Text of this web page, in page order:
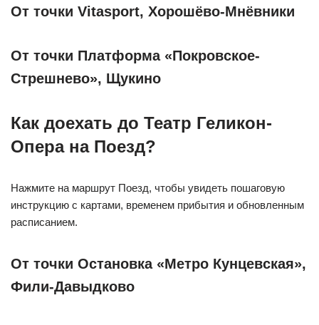
От точки Vitasport, Хорошёво-Мнёвники
От точки Платформа «Покровское-
Стрешнево», Щукино
Как доехать до Театр Геликон-
Опера на Поезд?
Нажмите на маршрут Поезд, чтобы увидеть пошаговую
инструкцию с картами, временем прибытия и обновленным
расписанием.
От точки Остановка «Метро Кунцевская»,
Фили-Давыдково